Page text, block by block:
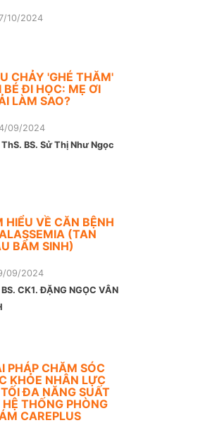
10/2024
CHẢY 'GHÉ THĂM'
BÉ ĐI HỌC: MẸ ƠI
LÀM SAO?
09/2024
ThS. BS. Sử Thị Như Ngọc
HIỂU VỀ CĂN BỆNH
(TAN
BẨM SINH)
09/2024
BS. CK1. ĐẶNG NGỌC VÂN
PHÁP CHĂM SÓC
KHỎE NHÂN LỰC
ĐA NĂNG SUẤT
THỐNG PHÒNG
CAREPLUS